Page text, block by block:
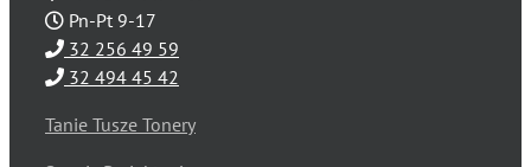
Pn-Pt 9-17
32 256 49 59
32 494 45 42
Tanie Tusze Tonery